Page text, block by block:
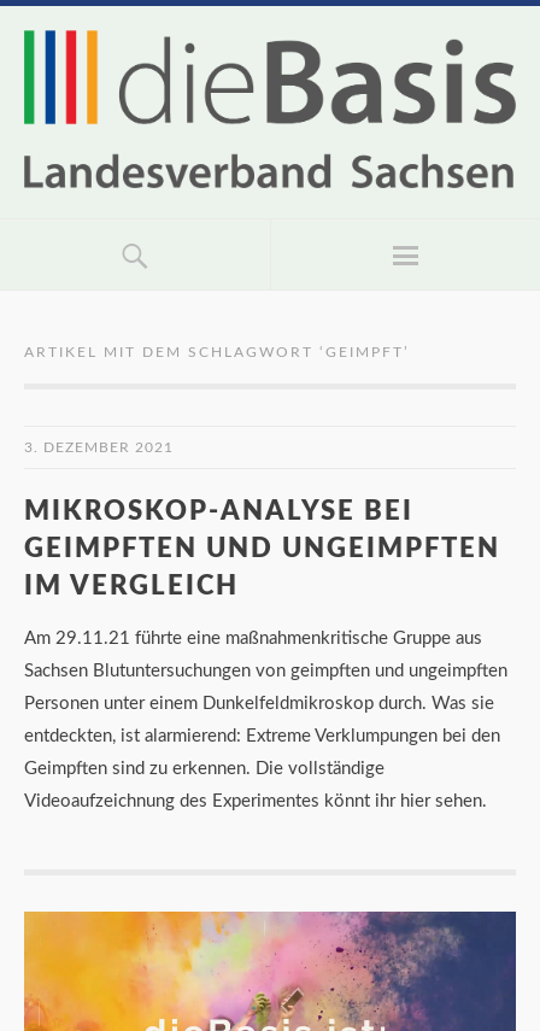
ARTIKEL MIT DEM SCHLAGWORT ‘ GEIMPFT ’
3. DEZEMBER 2021
MIKROSKOP-ANALYSE BEI
GEIMPFTEN UND UNGEIMPFTEN
IM VERGLEICH
Am 29.11.21 führte eine maßnahmenkritische Gruppe aus
Sachsen Blutuntersuchungen von geimpften und ungeimpften
Personen unter einem Dunkelfeldmikroskop durch. Was sie
entdeckten, ist alarmierend: Extreme Verklumpungen bei den
Geimpften sind zu erkennen. Die vollständige
Videoaufzeichnung des Experimentes könnt ihr hier sehen.